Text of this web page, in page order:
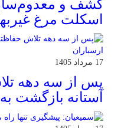
اسکلت مرغ
17 مرداد 1405
پس از سه دهه
آستانه بازگشت